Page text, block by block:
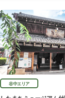
谷中エリア